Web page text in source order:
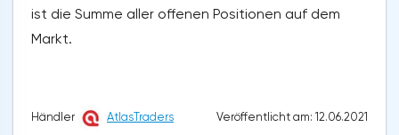
ist die Summe aller offenen Positionen auf dem
Markt.
Händler AtlasTraders Veröffentlicht am: 12.06.2021